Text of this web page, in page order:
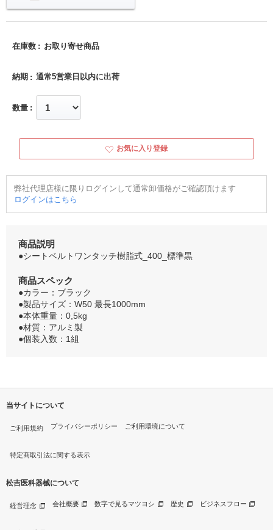
在庫数 お取り寄せ商品
納期 通常5営業日以内に出荷
数量
お気に入り登録
弊社代理店様に限りログインして通常卸価格がご確認頂けます
ログインはこちら
商品説明
●シートベルトワンタッチ樹脂式_400_標準黒
商品スペック
●カラー：ブラック
●製品サイズ：W50 最長1000mm
●本体重量：0,5kg
●材質：アルミ製
●個装入数：1組
当サイトについて
ご利用規約 プライバシーポリシー ご利用環境について
特定商取引法に関する表示
松吉医科器械について
経営理念 会社概要 数字で見るマツヨシ 歴史 ビジネスフロー